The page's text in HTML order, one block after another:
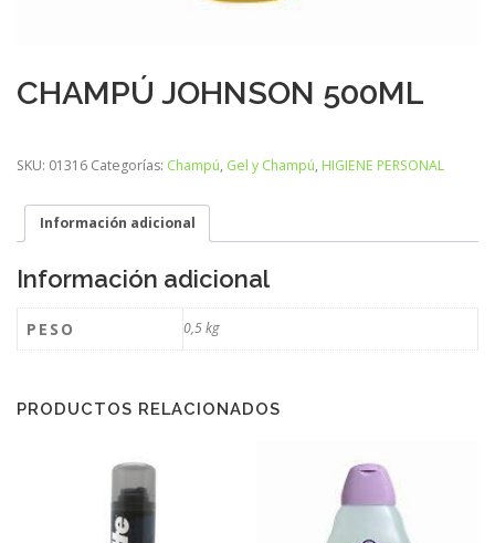
CHAMPÚ JOHNSON 500ML
SKU: 01316 Categorías: Champú, Gel y Champú, HIGIENE PERSONAL
Información adicional
Información adicional
PESO 0,5 kg
PRODUCTOS RELACIONADOS